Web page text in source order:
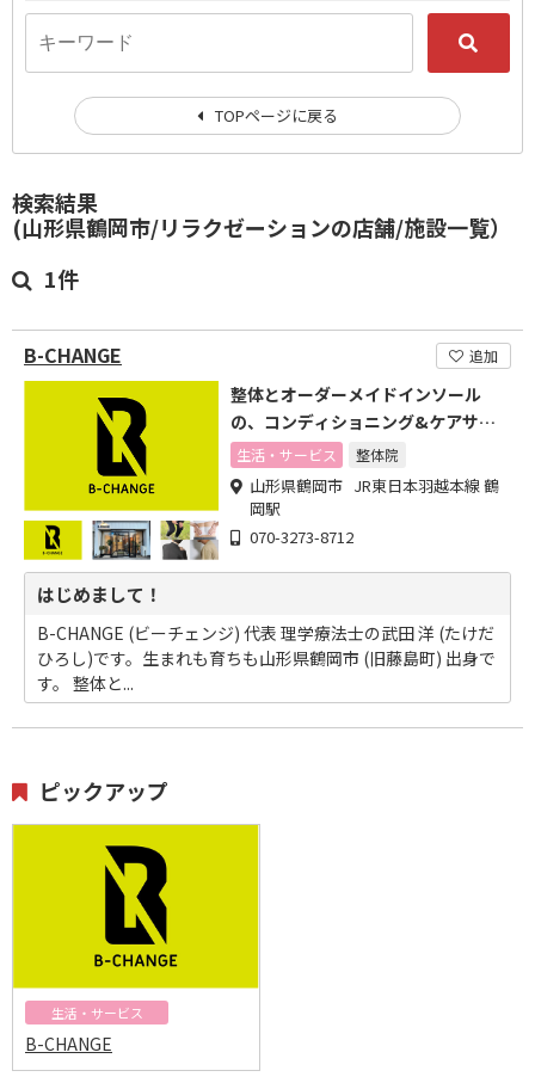
検索結果
(山形県鶴岡市/リラクゼーションの店舗/施設一覧）
1件
B-CHANGE 追加
整体とオーダーメイドインソール
の、コンディショニング&ケアサロ
ン生活・サービス 整体院
山形県鶴岡市 JR東日本羽越本線 鶴
岡駅
070-3273-8712
はじめまして！
B-CHANGE (ビーチェンジ) 代表 理学療法士の武田 洋 (たけだ
ひろし)です。生まれも育ちも山形県鶴岡市 (旧藤島町) 出身で
す。 整体と...
ピックアップ
生活・サービス
B-CHANGE
TOPページに戻る